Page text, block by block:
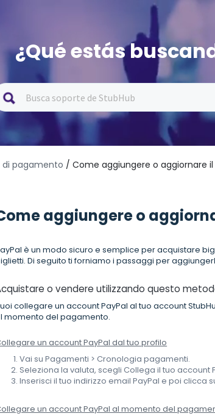
¿Qué estás
pagamento / Come aggiungere o aggiornare
aggiungere o
è un modo sicuro e semplice per acquistare
Di seguito ti forniamo i passaggi per
o vendere utilizzando questo
collegare un account PayPal al tuo account
momento del pagamento.
un account PayPal dal tuo profilo
Vai su Pagamenti > Cronologia pagamenti.
Seleziona la valuta, scegli Collega il tuo
Inserisci il tuo indirizzo email PayPal e poi clicca
un account PayPal al momento del